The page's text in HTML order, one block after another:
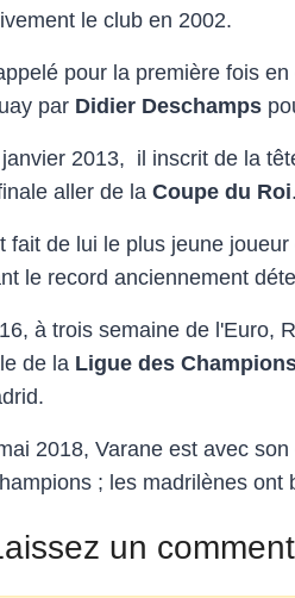
le club en 2002.
pour la première fois en
par Didier Deschamps
2013, il inscrit de la
aller de la Coupe du Roi.
fait de lui le plus jeune
le record anciennement
à trois semaine de l'Euro,
de la Ligue des
2018, Varane est avec
; les madrilènes ont
un